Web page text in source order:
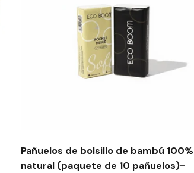
Pañuelos de bolsillo de bambú 100%
natural (paquete de 10 pañuelos)-